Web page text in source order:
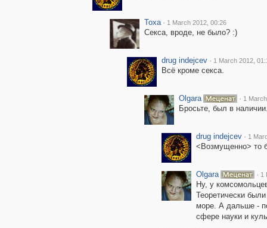
Toxa · 1 March 2012, 00:26
Секса, вроде, не было? :)
drug indejcev · 1 March 2012,
Всё кроме секса.
Olgara · 1
Бросьте, был в
drug indejcev · 1
<Возмущенно> то
Olgara · 1
Ну, у
Теоретически
море. А дальше -
сфере науки и